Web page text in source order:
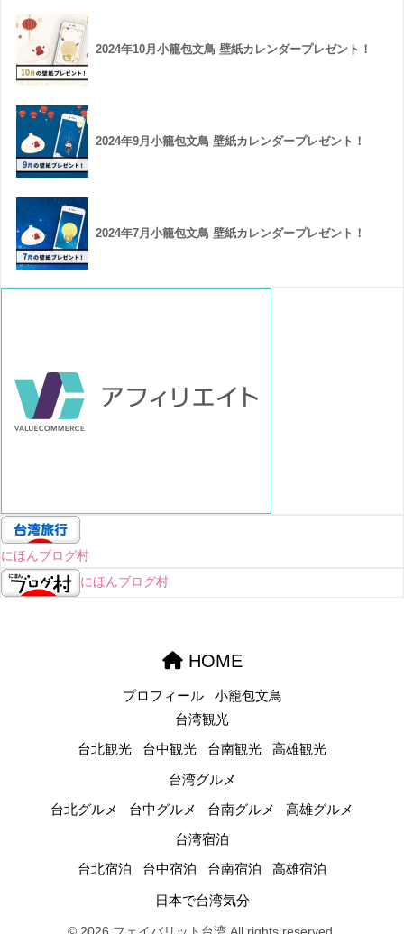
2024年10月小籠包文鳥 壁紙カレンダープレゼント！
2024年9月小籠包文鳥 壁紙カレンダープレゼント！
2024年7月小籠包文鳥 壁紙カレンダープレゼント！
にほんブログ村
にほんブログ村
HOME
プロフィール
小籠包文鳥
台湾観光
台北観光 台中観光 台南観光 高雄観光
台湾グルメ
台北グルメ 台中グルメ 台南グルメ 高雄グルメ
台湾宿泊
台北宿泊 台中宿泊 台南宿泊 高雄宿泊
日本で台湾気分